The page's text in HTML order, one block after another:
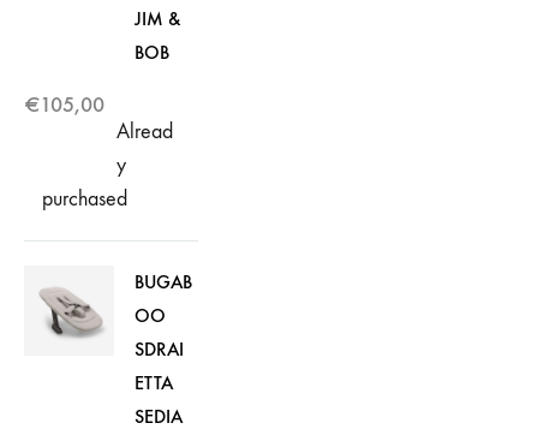
JIM &
BOB
€105,00
Alread
y
purchased
BUGAB
OO
SDRAI
ETTA
SEDIA